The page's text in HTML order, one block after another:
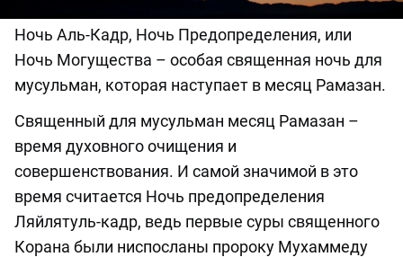
Ночь Аль-Кадр, Ночь Предопределения, или
Ночь Могущества – особая священная ночь для
мусульман, которая наступает в месяц Рамазан.
Священный для мусульман месяц Рамазан –
время духовного очищения и
совершенствования. И самой значимой в это
время считается Ночь предопределения
Ляйлятуль-кадр, ведь первые суры священного
Корана были ниспосланы пророку Мухаммеду